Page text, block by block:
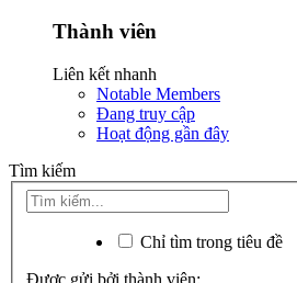
Thành viên
Liên kết nhanh
Notable Members
Đang truy cập
Hoạt động gần đây
Tìm kiếm
Chỉ tìm trong tiêu đề
Được gửi bởi thành viên: